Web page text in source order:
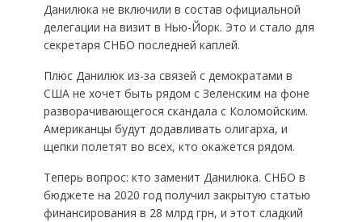
Данилюка не включили в состав официальной
делегации на визит в Нью-Йорк. Это и стало для
секретаря СНБО последней каплей.
Плюс Данилюк из-за связей с демократами в
США не хочет быть рядом с Зеленским на фоне
разворачивающегося скандала с Коломойским.
Американцы будут додавливать олигарха, и
щепки полетят во всех, кто окажется рядом.
Теперь вопрос: кто заменит Данилюка. СНБО в
бюджете на 2020 год получил закрытую статью
финансирования в 28 млрд грн, и этот сладкий